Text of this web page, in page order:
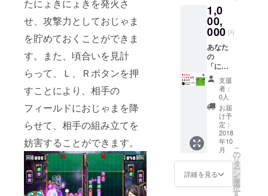
たにょきにょきを発火さ
せ、攻撃力としておじゃま
を貯めておくことができま
す。また、頃合いを見計
らって、Ｌ、Ｒボタンを押
すことにより、相手の
フィールドにおじゃまを降
らせて、相手の組み立てを
妨害することができます。
近日、
画像を
壱さん
の直筆
サンプ
ル色紙
と差し
替えま
す。
ラブ100
冊をプ
レゼン
ト。
ABCラ
ジオ
23:00か
ら
OA「大
阪ぴか
ぴか
団」の
番組で
の提案
を実行
しまし
た。 ※
講演会
当日の
交通費
1,0
00,
000 円
あなた
の
「にょ
きにょ
き」を
入れま
す。 ・
あなた
の描い
た６種
類の
にょき
がゲー
ム中で
動きま
す。
支援
者：
0人
お届
け予
定：
2018
年10
月
詳細を見る
こ
の
リ
タ
ー
ン
を
選
択
す